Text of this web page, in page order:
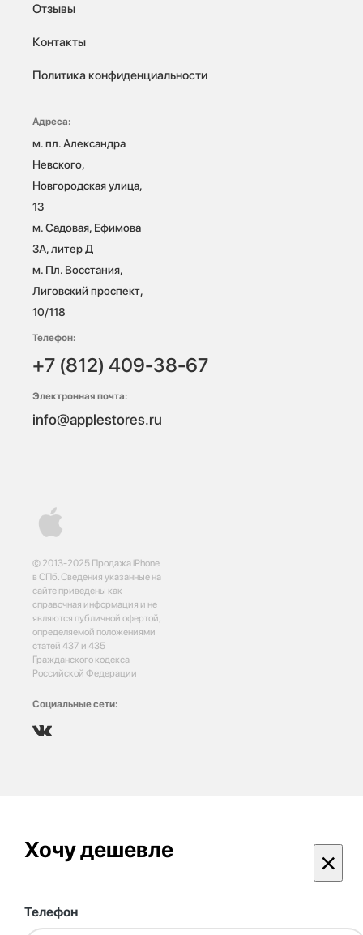
© 2013-2025 Продажа iPhone
в СПб. Сведения указанные на
сайте приведены как
справочная информация и не
являются публичной офертой,
определяемой положениями
статей 437 и 435
Гражданского кодекса
Российской Федерации
Социальные сети:
Отзывы
Контакты
Политика конфиденциальности
Адреса:
м. пл. Александра
Невского,
Новгородская улица,
13
м. Садовая, Ефимова
3А, литер Д
м. Пл. Восстания,
Лиговский проспект,
10/118
Телефон:
+7 (812) 409-38-67
Электронная почта:
info@applestores.ru
Хочу дешевле ×
Телефон